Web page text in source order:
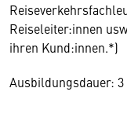
Reiseleiter:innen
ihren Kund:innen.*)
Ausbildungsdauer: